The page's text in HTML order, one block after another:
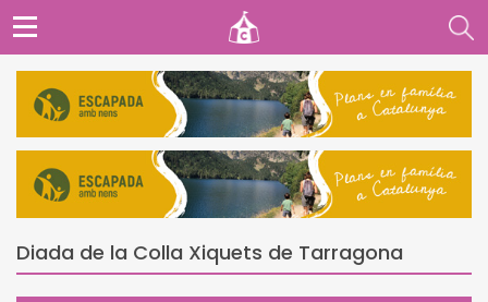
Diada de la Colla Xiquets de Tarragona